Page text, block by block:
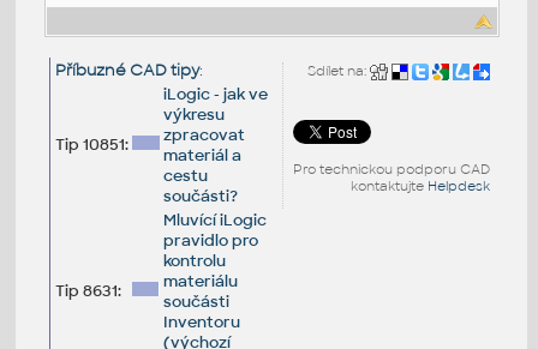
Sdílet na:
Pro technickou podporu CAD
kontaktujte Helpdesk
Příbuzné CAD tipy:
Tip 10851:
iLogic - jak ve
výkresu
zpracovat
materiál a
cestu
součásti?
Tip 8631:
Mluvící iLogic
pravidlo pro
kontrolu
materiálu
součásti
Inventoru
(výchozí